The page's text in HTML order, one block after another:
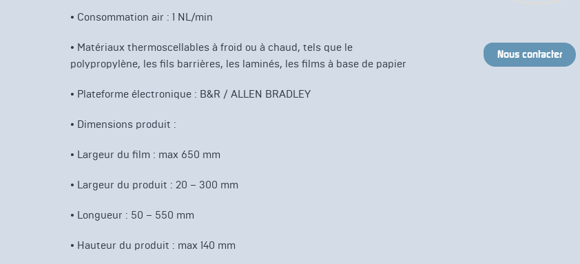
• Consommation air : 1 NL/min
• Matériaux thermoscellables à froid ou à chaud, tels que le
polypropylène, les fils barrières, les laminés, les films à base de papier
• Plateforme électronique : B&R / ALLEN BRADLEY
• Dimensions produit :
• Largeur du film : max 650 mm
• Largeur du produit : 20 – 300 mm
• Longueur : 50 – 550 mm
• Hauteur du produit : max 140 mm
Nous contacter